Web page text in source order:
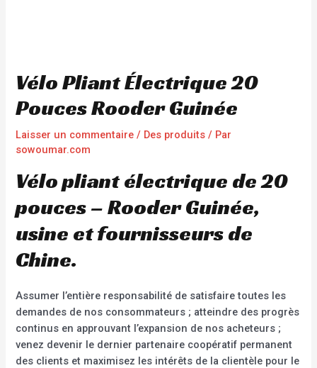
Vélo Pliant Électrique 20
Pouces Rooder Guinée
Laisser un commentaire / Des produits / Par
sowoumar.com
Vélo pliant électrique de 20
pouces – Rooder Guinée,
usine et fournisseurs de
Chine.
Assumer l’entière responsabilité de satisfaire toutes les
demandes de nos consommateurs ; atteindre des progrès
continus en approuvant l’expansion de nos acheteurs ;
venez devenir le dernier partenaire coopératif permanent
des clients et maximisez les intérêts de la clientèle pour le